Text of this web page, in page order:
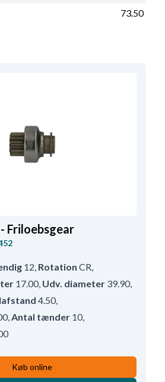
73.50
Friloebsgear
12 Rotation CR
17.00, Udv. diameter 39.90,
4.50,
, Antal tænder 10,
Køb online